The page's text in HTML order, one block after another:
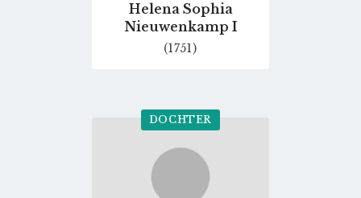
Helena Sophia
Nieuwenkamp I
(1751)
DOCHTER
Go
profile
page